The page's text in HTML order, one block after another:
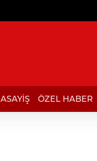
ASAYİŞ ÖZEL HABER